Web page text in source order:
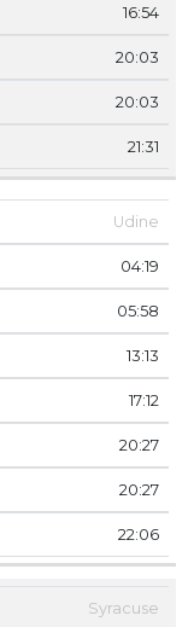
16:54
20:03
20:03
21:31
Udine
04:19
05:58
13:13
17:12
20:27
20:27
22:06
Syracuse